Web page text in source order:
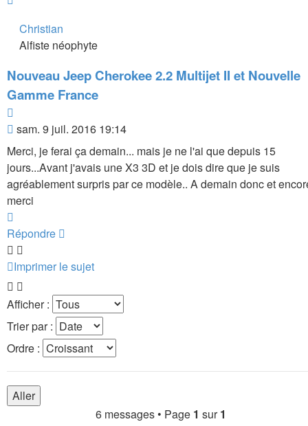
Christian
Alfiste néophyte
Nouveau Jeep Cherokee 2.2 Multijet II et Nouvelle
Gamme France
Message
sam. 9 juil. 2016 19:14
Merci, je ferai ça demain... mais je ne l'ai que depuis 15
jours...Avant j'avais une X3 3D et je dois dire que je suis
agréablement surpris par ce modèle.. A demain donc et
merci
Répondre
Imprimer le sujet
Afficher :
Trier par :
Ordre :
6 messages • Page 1 sur1